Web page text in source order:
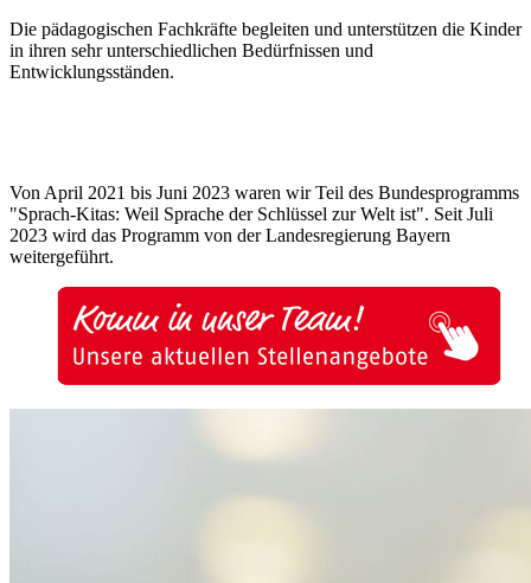
Die pädagogischen Fachkräfte begleiten und unterstützen die Kinder
in ihren sehr unterschiedlichen Bedürfnissen und
Entwicklungsständen.
Von April 2021 bis Juni 2023 waren wir Teil des Bundesprogramms
"Sprach-Kitas: Weil Sprache der Schlüssel zur Welt ist". Seit Juli
2023 wird das Programm von der Landesregierung Bayern
weitergeführt.